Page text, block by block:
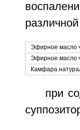
Эфирное масло
Эфирное масло
Камфара
при